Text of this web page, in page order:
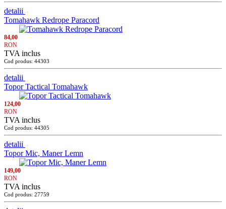
detalii
Tomahawk Redrope Paracord
84,00
RON
TVA inclus
Cod produs: 44303
detalii
Topor Tactical Tomahawk
124,00
RON
TVA inclus
Cod produs: 44305
detalii
Topor Mic, Maner Lemn
149,00
RON
TVA inclus
Cod produs: 27759